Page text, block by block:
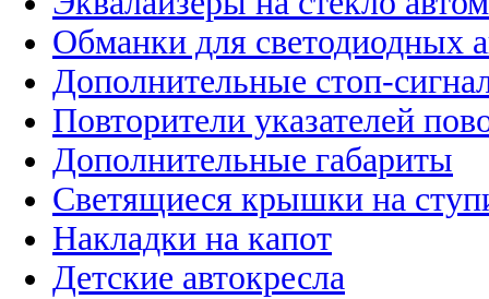
Обманки для светодиодных
Дополнительные стоп-
Повторители указателей
Дополнительные габариты
Светящиеся крышки на
Накладки на капот
Детские автокресла